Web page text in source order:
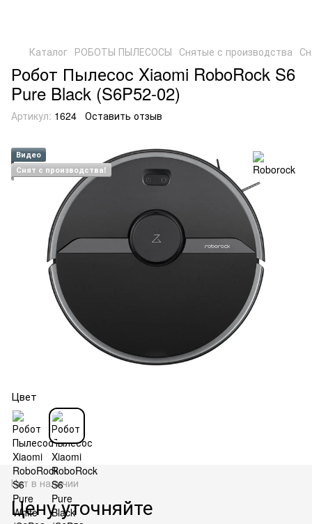
Каталог РОБОТЫ ПЫЛЕСОСЫ Снятые с производства
Робот Пылесос Xiaomi RoboRock S6
Pure Black (S6P52-02)
Артикул: 1624 Оставить отзыв
Видео
Снят с производства!
Цвет
Нет в наличии
Цену уточняйте